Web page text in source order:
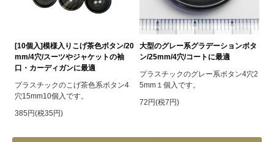
[10個入]模様入りこげ茶色ボタン/20
mm/4穴/スーツやジャケットの袖
口・カーディガンに最適
プラスチックのこげ茶色系ボタン4
穴15mm10個入です。
385円(税35円)
大型のグレー系グラデーションボタ
ン/25mm/4穴/コートに最適
プラスチックのグレー系ボタン4穴2
5mm１個入です。
72円(税7円)